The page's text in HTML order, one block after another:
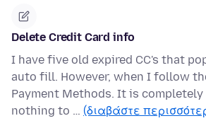
Delete Credit Card info
I have five old expired CC's that
auto fill. However, when I follow
Payment Methods. It is completely
nothing to … (διαβάστε